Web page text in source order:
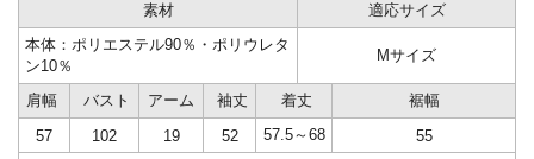
素材
適応サイズ
本体：ポリエステル90％・ポリウレタ
ン10％
Mサイズ
肩幅 バスト アーム 袖丈 着丈
裾幅
57
102 19 52 57.5～68
55